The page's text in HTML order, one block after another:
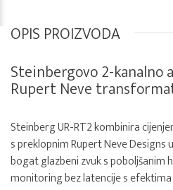
OPIS PROIZVODA
Steinbergovo 2-kanalno
Rupert Neve
Steinberg UR-RT2 kombinira
s preklopnim Rupert Neve
bogat glazbeni zvuk s poboljšanim
monitoring bez latencije s